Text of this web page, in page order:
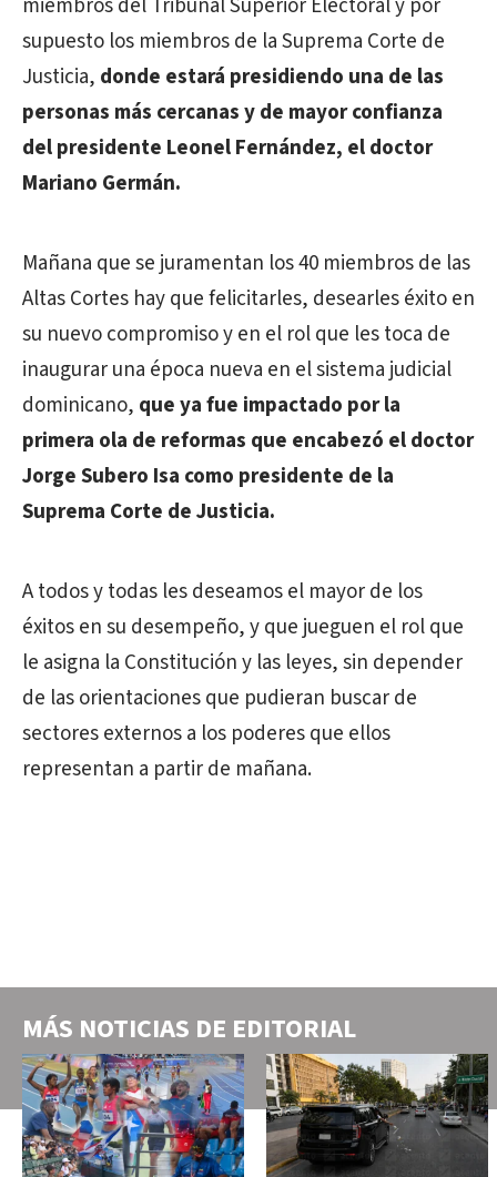
miembros del Tribunal Superior Electoral y por
supuesto los miembros de la Suprema Corte de
Justicia, donde estará presidiendo una de las
personas más cercanas y de mayor confianza
del presidente Leonel Fernández, el doctor
Mariano Germán.
Mañana que se juramentan los 40 miembros de las
Altas Cortes hay que felicitarles, desearles éxito en
su nuevo compromiso y en el rol que les toca de
inaugurar una época nueva en el sistema judicial
dominicano, que ya fue impactado por la
primera ola de reformas que encabezó el doctor
Jorge Subero Isa como presidente de la
Suprema Corte de Justicia.
A todos y todas les deseamos el mayor de los
éxitos en su desempeño, y que jueguen el rol que
le asigna la Constitución y las leyes, sin depender
de las orientaciones que pudieran buscar de
sectores externos a los poderes que ellos
representan a partir de mañana.
MÁS NOTICIAS DE EDITORIAL